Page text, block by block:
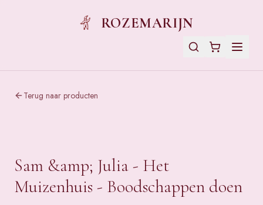
ROZEMARIJN
Terug naar producten
Sam &amp; Julia - Het
Muizenhuis - Boodschappen doen